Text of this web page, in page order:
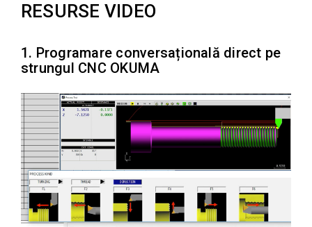
RESURSE VIDEO
1. Programare conversațională direct pe
strungul CNC OKUMA